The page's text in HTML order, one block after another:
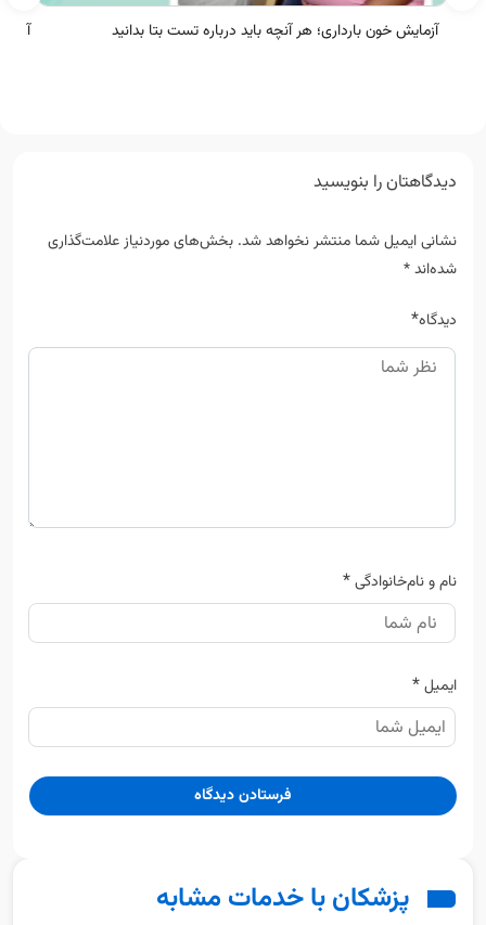
آزمایش خون بارداری؛ هر آنچه باید درباره تست بتا بدانید
دیدگاهتان را بنویسید
نشانی ایمیل شما منتشر نخواهد شد. بخش‌های موردنیاز علامت‌گذاری
شده‌اند*
دیدگاه*
نام و نام‌خانوادگی*
ایمیل*
پزشکان با خدمات مشابه